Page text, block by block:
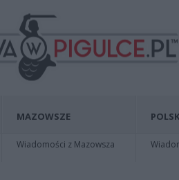
MAZOWSZE
Wiadomości z Mazowsza